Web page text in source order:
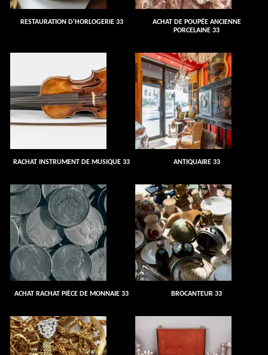
RESTAURATION D'HORLOGERIE 33
ACHAT DE POUPÉE ANCIENNE
PORCELAINE 33
RACHAT INSTRUMENT DE MUSIQUE 33 ANTIQUAIRE 33
ACHAT RACHAT PIÈCE DE MONNAIE 33 BROCANTEUR 33